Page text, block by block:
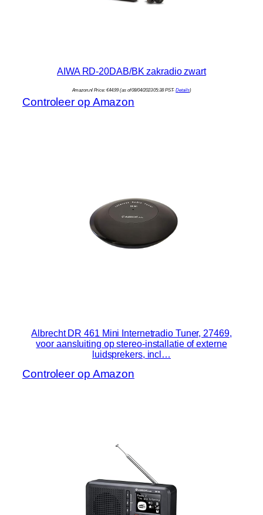
AIWA RD-20DAB/BK zakradio zwart
Amazon.nl Price: €44.99(as of 08/04/2023 05:38 PST-Details)
Controleer op Amazon
Albrecht DR 461 Mini Internetradio Tuner, 27469,
voor aansluiting op stereo-installatie of externe
luidsprekers, incl…
Controleer op Amazon